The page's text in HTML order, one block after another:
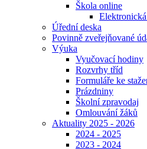
Škola online
Úřední deska
Povinně zveřejňované
Výuka
Vyučovací hodiny
Rozvrhy tříd
Formuláře ke
Prázdniny
Školní zpravodaj
Omlouvání žáků
Aktuality 2025 - 2026
2024 - 2025
2023 - 2024